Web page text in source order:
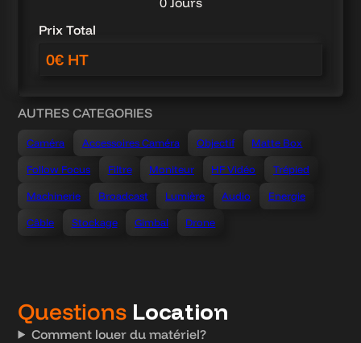
Prix Total
AUTRES CATEGORIES
Caméra Accessoires Caméra Objectif Matte Box
Follow Focus Filtre Moniteur HF Vidéo Trépied
Machinerie Broadcast Lumière Audio Energie
Câble Stockage Gimbal Drone
Questions Location
Comment louer du matériel?